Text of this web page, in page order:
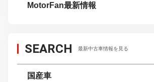
MotorFan最新情報
SEARCH 最新中古車情報を見る
国産車